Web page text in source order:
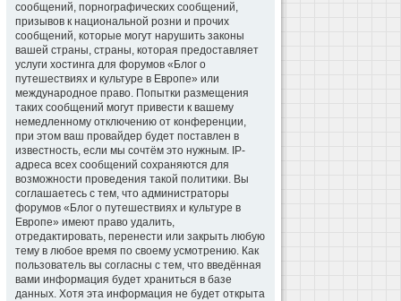
сообщений, порнографических сообщений,
призывов к национальной розни и прочих
сообщений, которые могут нарушить законы
вашей страны, страны, которая предоставляет
услуги хостинга для форумов «Блог о
путешествиях и культуре в Европе» или
международное право. Попытки размещения
таких сообщений могут привести к вашему
немедленному отключению от конференции,
при этом ваш провайдер будет поставлен в
известность, если мы сочтём это нужным. IP-
адреса всех сообщений сохраняются для
возможности проведения такой политики. Вы
соглашаетесь с тем, что администраторы
форумов «Блог о путешествиях и культуре в
Европе» имеют право удалить,
отредактировать, перенести или закрыть любую
тему в любое время по своему усмотрению. Как
пользователь вы согласны с тем, что введённая
вами информация будет храниться в базе
данных. Хотя эта информация не будет открыта